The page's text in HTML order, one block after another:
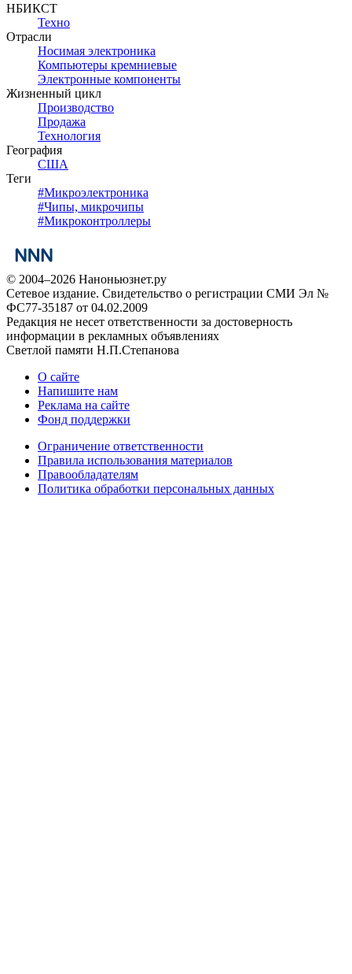
НБИКСТ
Техно
Отрасли
Носимая электроника
Компьютеры кремниевые
Электронные компоненты
Жизненный цикл
Производство
Продажа
Технология
География
США
Теги
#Микроэлектроника
#Чипы, микрочипы
#Микроконтроллеры
© 2004–2026 Наноньюзнет.ру
Сетевое издание. Свидетельство о регистрации СМИ Эл №
ФС77-35187 от 04.02.2009
Редакция не несет ответственности за достоверность
информации в рекламных объявлениях
Светлой памяти Н.П.Степанова
О сайте
Напишите нам
Реклама на сайте
Фонд поддержки
Ограничение ответственности
Правила использования материалов
Правообладателям
Политика обработки персональных данных